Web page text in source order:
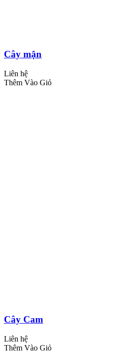
Cây mận
Liên hệ
Thêm Vào Giỏ
Cây Cam
Liên hệ
Thêm Vào Giỏ